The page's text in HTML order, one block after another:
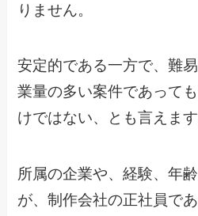
りません。
安定的である一方で、難
業量の多い案件であって
けではない、とも言えます
所属の企業や、経験、年
が、制作会社の正社員で